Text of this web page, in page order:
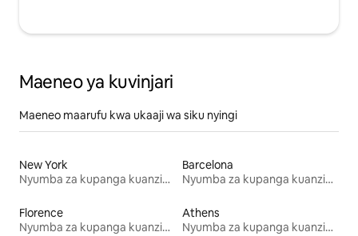
Maeneo ya kuvinjari
Maeneo maarufu kwa ukaaji wa siku nyingi
New York
Nyumba za kupanga kuanzia mwezi mmoja
Barcelona
Nyumba za kupanga kuanzia mwezi mmoja
Florence
Nyumba za kupanga kuanzia mwezi mmoja
Athens
Nyumba za kupanga kuanzia mwezi mmoja